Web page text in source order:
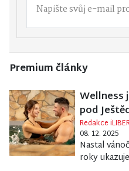
Premium články
Wellness
pod
Redakce
08. 12. 2025
Nastal
roky